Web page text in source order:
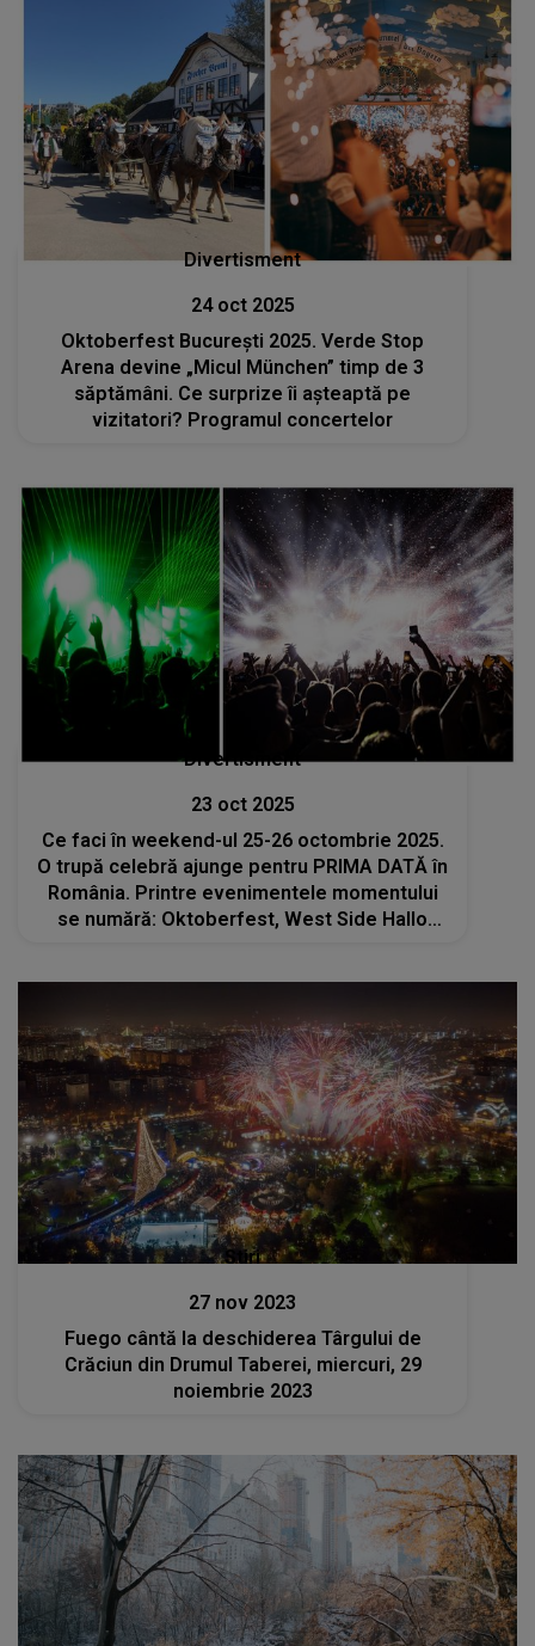
Divertisment
24 oct 2025
Oktoberfest București 2025. Verde Stop
Arena devine „Micul München” timp de 3
săptămâni. Ce surprize îi așteaptă pe
vizitatori? Programul concertelor
Divertisment
23 oct 2025
Ce faci în weekend-ul 25-26 octombrie 2025.
O trupă celebră ajunge pentru PRIMA DATĂ în
România. Printre evenimentele momentului
se numără: Oktoberfest, West Side Hallo
Stiri
27 nov 2023
Fuego cântă la deschiderea Târgului de
Crăciun din Drumul Taberei, miercuri, 29
noiembrie 2023